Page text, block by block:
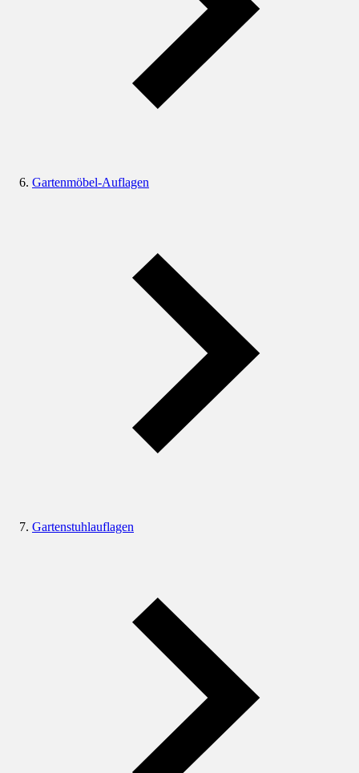
Gartenmöbel-Auflagen
Gartenstuhlauflagen